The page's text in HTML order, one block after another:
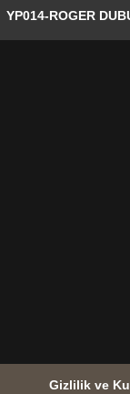
YP014-ROGER
Gizlilik ve